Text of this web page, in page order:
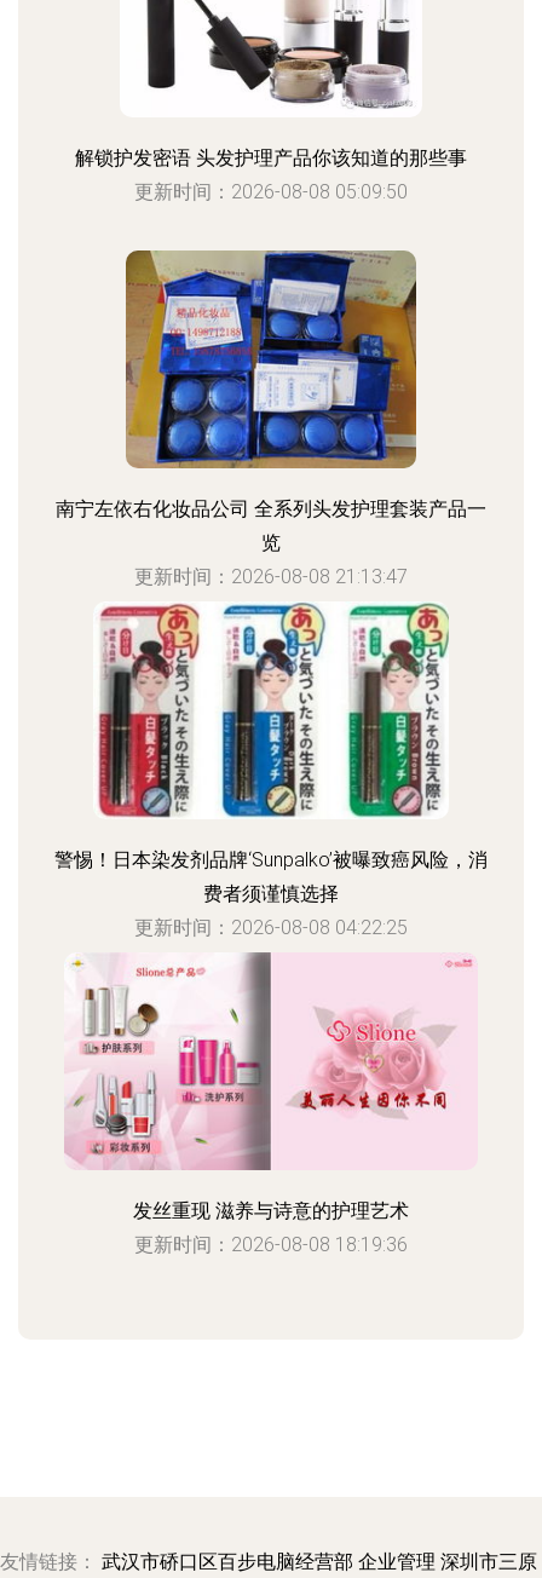
解锁护发密语 头发护理产品你该知道的那些事
更新时间：2026-08-08 05:09:50
南宁左依右化妆品公司 全系列头发护理套装产品一
览
更新时间：2026-08-08 21:13:47
警惕！日本染发剂品牌‘Sunpalko’被曝致癌风险，消
费者须谨慎选择
更新时间：2026-08-08 04:22:25
发丝重现 滋养与诗意的护理艺术
更新时间：2026-08-08 18:19:36
友情链接： 武汉市硚口区百步电脑经营部 企业管理 深圳市三原